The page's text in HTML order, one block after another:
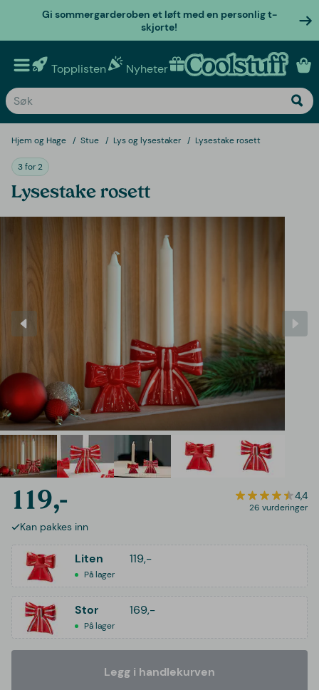
Gi sommergarderoben et løft med en personlig t-
skjorte!
Topplisten Nyheter Personlige gaver
Hjem og Hage Stue Lys og lysestaker Lysestake rosett
3 for 2
Lysestake rosett
119,- 4,4
26 vurderinger
Kan pakkes inn
Liten 119,-
På lager
Stor 169,-
På lager
Legg i handlekurven